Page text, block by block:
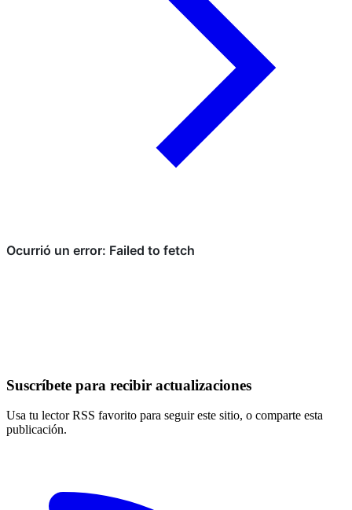
Suscríbete para recibir actualizaciones
Usa tu lector RSS favorito para seguir este sitio, o comparte esta
publicación.